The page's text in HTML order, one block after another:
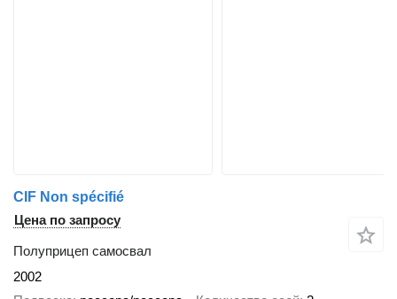
CIF Non spécifié
Цена по запросу
Полуприцеп самосвал
2002